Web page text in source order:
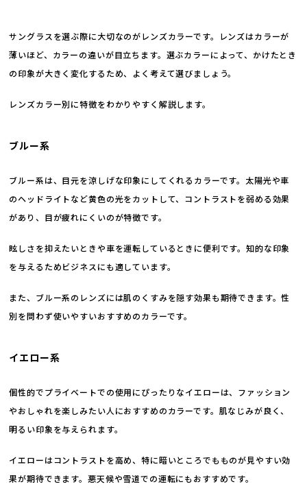
サングラスを選ぶ際に大切なのがレンズカラーです。レンズはカラーが
薄いほど、カラーの違いが目立ちます。選ぶカラーによって、かけたとき
の印象が大きく変化するため、よく考えて選びましょう。
レンズカラー別に特徴をわかりやすく解説します。
ブルー系
ブルー系は、目元を涼しげな印象にしてくれるカラーです。太陽光や車
のヘッドライトなど黄色の光をカットして、コントラストを弱める効果
があり、目が疲れにくいのが特徴です。
眩しさを抑えたいときや車を運転しているときに便利です。知的な印象
を与えるためビジネスにも適しています。
また、ブルー系のレンズには肌のくすみを隠す効果も期待できます。性
別を問わず使いやすいおすすめのカラーです。
イエロー系
個性的でプライベートでの使用にぴったりなイエローは、ファッション
やおしゃれを楽しみたい人におすすめのカラーです。肌なじみが良く、
明るい印象を与えられます。
イエローはコントラストを高め、特に暗いところでもものが見やすい効
果が期待できます。悪天候や雪道での運転にもおすすめです。